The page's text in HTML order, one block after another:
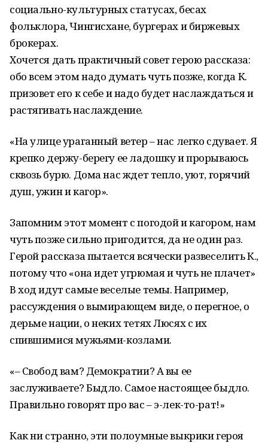
социально-культурных статусах, бесах
фольклора, Чингисхане, бургерах и биржевых
брокерах.
Хочется дать практичный совет герою рассказа:
обо всем этом надо думать чуть позже, когда К.
призовет его к себе и надо будет наслаждаться и
растягивать наслаждение.
«На улице ураганный ветер – нас легко сдувает. Я
крепко держу-берегу ее ладошку и прорываюсь
сквозь бурю. Дома нас ждет тепло, уют, горячий
душ, ужин и кагор».
Запомним этот момент с погодой и кагором, нам
чуть позже сильно пригодится, да не один раз.
Герой рассказа пытается всячески развеселить К.,
потому что «она идет угрюмая и чуть не плачет»
В ход идут самые веселые темы. Например,
рассуждения о вымирающем виде, о перегное, о
дерьме нации, о неких тетях Люсях с их
спившимися мужьями-козлами.
«– Свобод вам? Демократии? А вы ее
заслуживаете? Быдло. Самое настоящее быдло.
Правильно говорят про вас – э-лек-то-рат!»
Как ни странно, эти полоумные выкрики героя